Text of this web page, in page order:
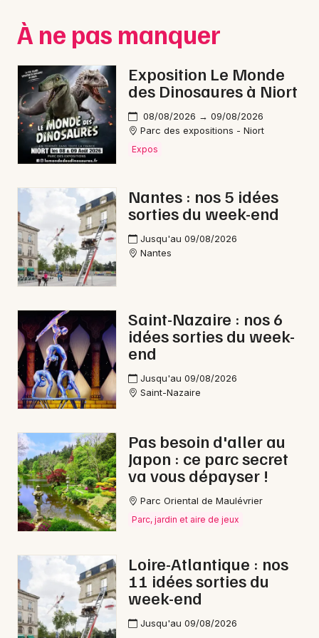
Spectacles
Concerts
Sports
Soirées
Sorties famille
Sorties & loisirs
Nature en Loire-Atlantique
Newsletter des sorties
Actus à Saint-Nazaire
Magazine à Saint-Nazaire
Nantes
Nice
Paris
Strasbourg
Toulouse
À ne pas manquer
Exposition Le Monde
des Dinosaures à Niort
08/08/2026 → 09/08/2026
Parc des expositions - Niort
Expos
Nantes : nos 5 idées
sorties du week-end
Jusqu'au 09/08/2026
Nantes
Saint-Nazaire : nos 6
idées sorties du week-
end
Jusqu'au 09/08/2026
Saint-Nazaire
Pas besoin d'aller au
Japon : ce parc secret
va vous dépayser !
Parc Oriental de Maulévrier
Parc, jardin et aire de jeux
Loire-Atlantique : nos
11 idées sorties du
week-end
Jusqu'au 09/08/2026